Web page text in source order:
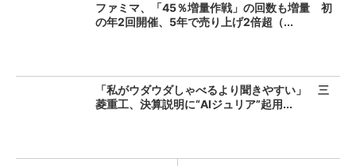
ファミマ、「45％増量作戦」の回数も増量 初
の年2回開催、5年で売り上げ2倍超（...
「私がウダウダしゃべるより聞きやすい」 三
菱重工、決算説明に“AIジュリア”起用...